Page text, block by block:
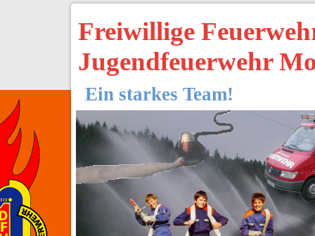
Freiwillige
Jugendfeuerwehr
Ein starkes Team!